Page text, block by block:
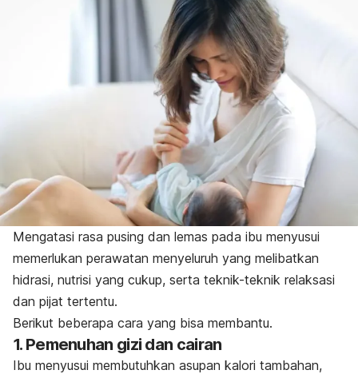
Mengatasi rasa pusing dan lemas pada ibu menyusui
memerlukan perawatan menyeluruh yang melibatkan
hidrasi, nutrisi yang cukup, serta teknik-teknik relaksasi
dan pijat tertentu.
Berikut beberapa cara yang bisa membantu.
1. Pemenuhan gizi dan cairan
Ibu menyusui membutuhkan asupan kalori tambahan,